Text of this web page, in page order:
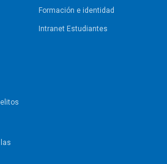
Formación e identidad
Intranet Estudiantes